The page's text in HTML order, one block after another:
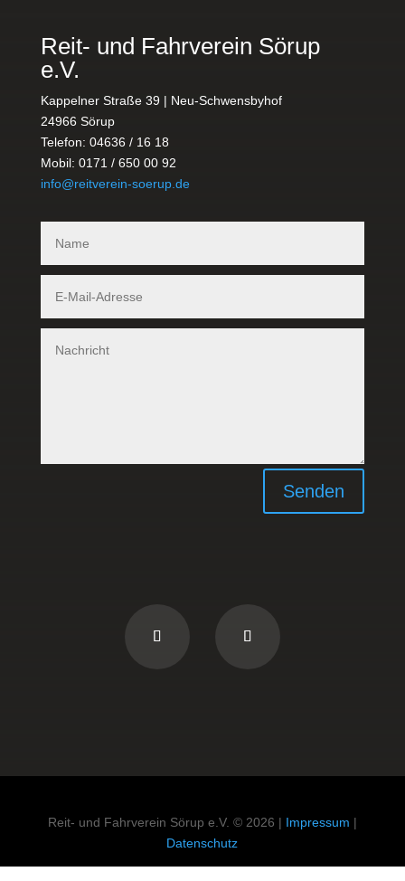
Reit- und Fahrverein Sörup
e.V.
Kappelner Straße 39 | Neu-Schwensbyhof
24966 Sörup
Telefon: 04636 / 16 18
Mobil: 0171 / 650 00 92
info@reitverein-soerup.de
Senden
Reit- und Fahrverein Sörup e.V. © 2026 | Impressum |
Datenschutz